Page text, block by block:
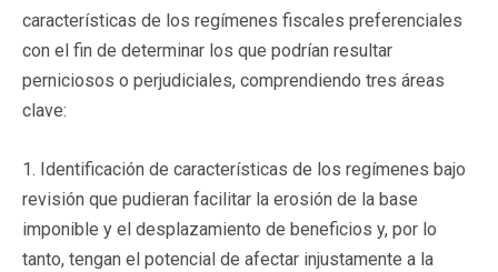
características de los regímenes fiscales preferenciales
con el fin de determinar los que podrían resultar
perniciosos o perjudiciales, comprendiendo tres áreas
clave:
1. Identificación de características de los regímenes bajo
revisión que pudieran facilitar la erosión de la base
imponible y el desplazamiento de beneficios y, por lo
tanto, tengan el potencial de afectar injustamente a la